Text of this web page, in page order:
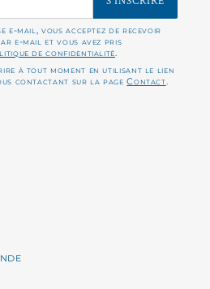
e-mail, vous acceptez de recevoir
e-mail et vous avez pris
de confidentialité
à tout moment en utilisant le lien
contactant sur la pageContact